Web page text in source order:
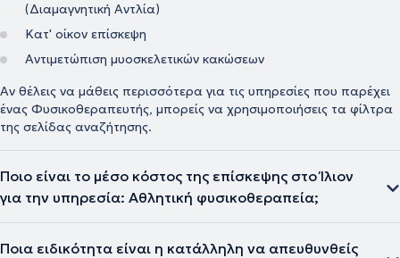
(Διαμαγνητική Αντλία)
Κατ' οίκον επίσκεψη
Αντιμετώπιση μυοσκελετικών κακώσεων
Αν θέλεις να μάθεις περισσότερα για τις υπηρεσίες που παρέχει
ένας Φυσικοθεραπευτής, μπορείς να χρησιμοποιήσεις τα φίλτρα
της σελίδας αναζήτησης.
Ποιο είναι το μέσο κόστος της επίσκεψης στο Ίλιον
για την υπηρεσία: Αθλητική φυσικοθεραπεία;
Ποια ειδικότητα είναι η κατάλληλη να απευθυνθείς